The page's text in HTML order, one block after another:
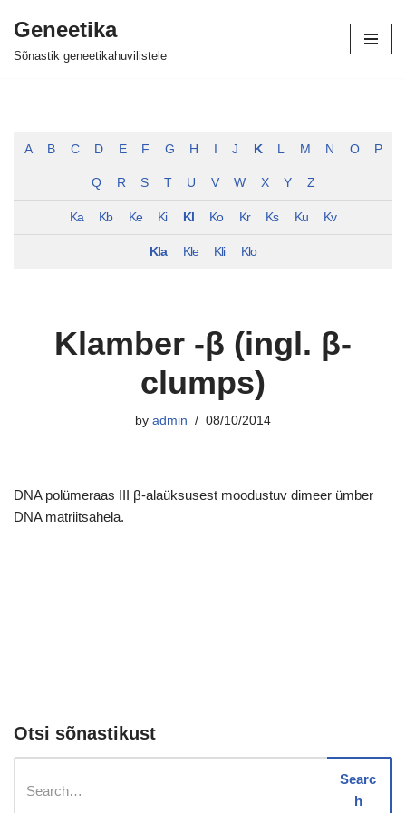
Skip
Geneetika
Sõnastik geneetikahuvilistele
A B C D E F G H J K L M N O P
Q R S T U V W X Y Z
Ka Kb Ke Ki Kl Ko Kr Ks Ku Kv
Kla Kle Kli Klo
Klamber -β (ingl. β-
clumps)
by admin 08/10/2014
DNA polümeraas III β-alaüksusest moodustuv dimeer ümber
DNA matriitsahela.
Otsi sõnastikust
Searc
h